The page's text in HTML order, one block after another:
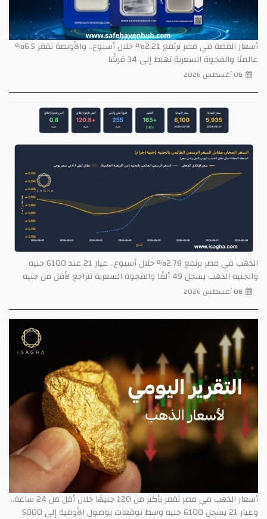
أسعار الفضة في مصر ترتفع 2.21% خلال أسبوع.. والأونصة تقفز 6.5%
عالميًا والفجوة السعرية تهبط إلى 34 قرشًا
08 أغسطس 2026
الذهب في مصر يرتفع 2.78% خلال أسبوع.. عيار 21 عند 6100 جنيه
والجنيه الذهب يسجل 49 ألفًا والفجوة السعرية تتراجع لأقل من جنيه
08 أغسطس 2026
أسعار الذهب في مصر تقفز بأكثر من 120 جنيهًا خلال أقل من 24 ساعة..
وعيار 21 يسجل 6100 جنيه وسط توقعات بوصول الأوقية إلى 5000